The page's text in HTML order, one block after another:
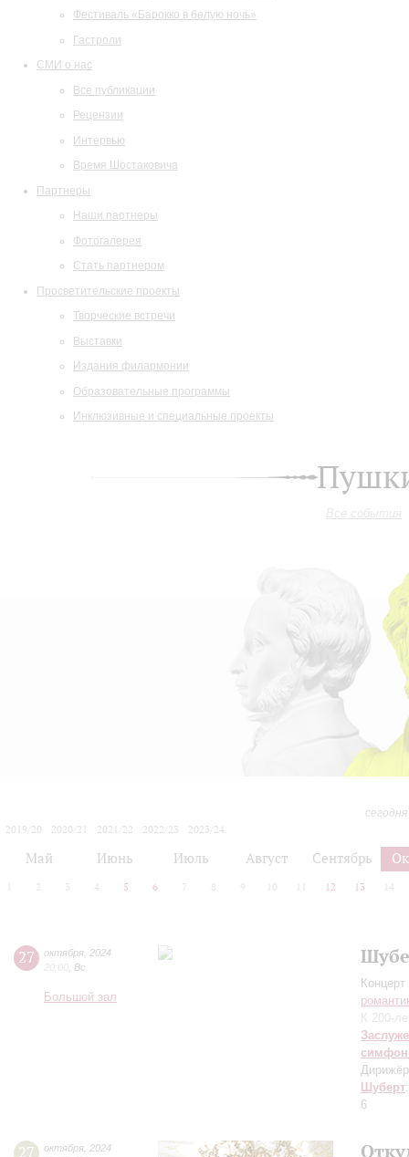
Фестиваль «Барокко в белую ночь»
Гастроли
СМИ о нас
Все публикации
Рецензии
Интервью
Время Шостаковича
Партнеры
Наши партнеры
Фотогалерея
Стать партнером
Просветительские проекты
Творческие встречи
Выставки
Издания филармонии
Образовательные программы
Инклюзивные и специальные проекты
Все события
2019/20
2020/21 2021/22 2022/23
2023/24
Май Июнь Июль Август Сентябрь
2 3 4 5 6 7 8 9 10 12 13 14
27 октября 2024
20:00 Вс
Большой зал
К 200-
Шуберт
6
27 октября 2024